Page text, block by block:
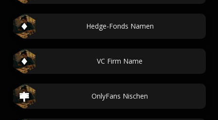
Hedge-Fonds Namen
VC Firm Name
OnlyFans Nischen